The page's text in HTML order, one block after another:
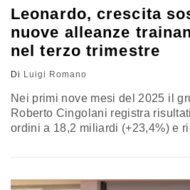
Leonardo, crescita
nuove alleanze
nel terzo trimestre
Di Luigi Romano
Nei primi nove mesi del 2025 il
Roberto Cingolani registra
ordini a 18,2 miliardi (+23,4%) e